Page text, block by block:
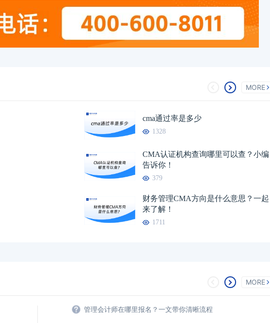
MORE
cma通过率是多少
1328
CMA认证机构查询哪里可以查？小编
告诉你！
379
财务管理CMA方向是什么意思？一起
来了解！
1711
MORE
管理会计师在哪里报名？一文带你清晰流程
CMA值不值得报考？报考CMA有哪些好 11-13
CMA含金量怎么样？考取的意义大